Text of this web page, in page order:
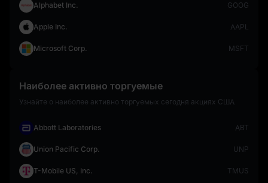
Alphabet Inc. GOOG
Apple Inc. AAPL
Microsoft Corp. MSFT
Наиболее активно торгуемые
Узнайте о наиболее активно торгуемых сегодня акциях США
Abbott Laboratories ABT
Union Pacific Corp. UNP
T-Mobile US, Inc. TMUS